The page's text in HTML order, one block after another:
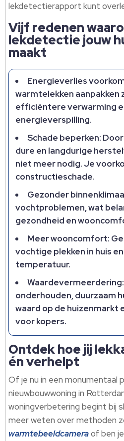
lekdetectierapport kunt
Vijf redenen
lekdetectie jouw
maakt
Energieverlies
warmtelekken aanpakken
efficiëntere verwarming
energieverspilling.
Schade beperken:
dure en langdurige
niet meer nodig. Je
constructieschade.
Gezonder
vochtproblemen, wat
gezondheid en
Meer wooncomfort:
vochtige plekken in huis
temperatuur.
onderhouden, duurzaam
waard op de huizenmarkt
voor kopers.
Ontdek hoe jij
én verhelpt
Of je nu in een monumentaal
nieuwbouwwoning in
woningverbetering begint bij
meer weten over methoden
warmtebeeldcameraof ben